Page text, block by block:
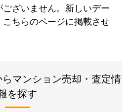
ざいません。新しいデー
ちらのページに掲載させ
マンション売却・査定情
を探す